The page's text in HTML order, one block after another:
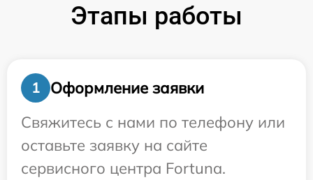
Этапы работы
1
Оформление заявки
Свяжитесь с нами по телефону или
оставьте заявку на сайте
сервисного центра Fortuna.